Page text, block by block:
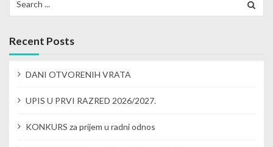
i
a
t
i
for:
Recent Posts
DANI OTVORENIH VRATA
UPIS U PRVI RAZRED 2026/2027.
KONKURS za prijem u radni odnos